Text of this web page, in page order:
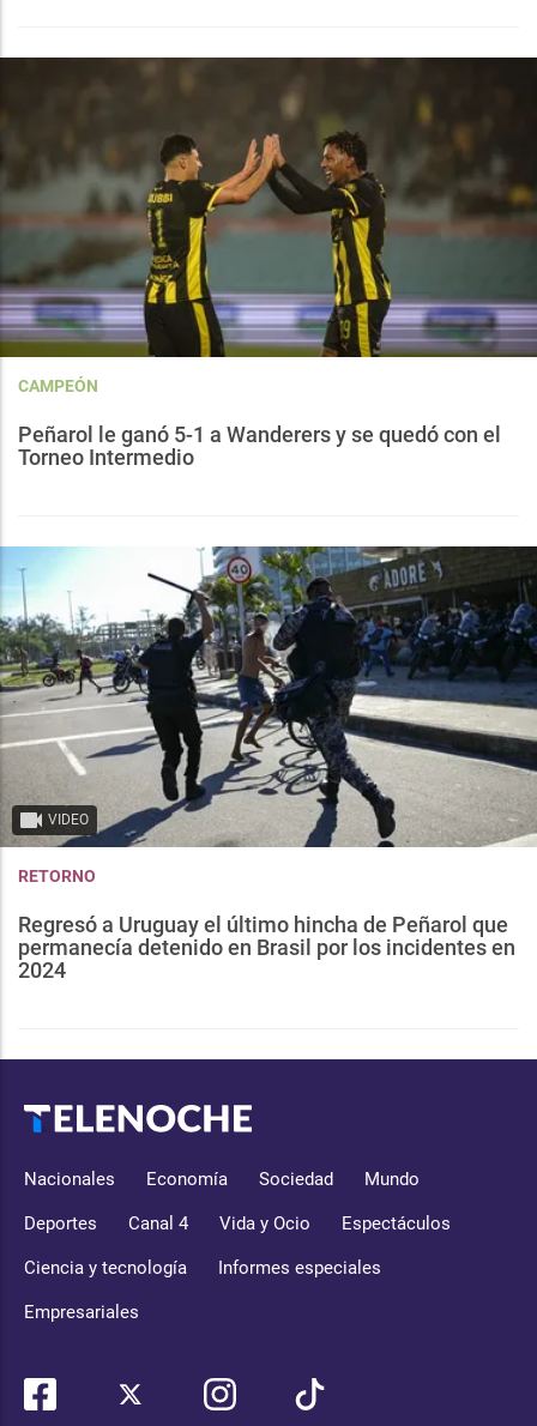
CAMPEÓN
Peñarol le ganó 5-1 a Wanderers y se quedó con el
Torneo Intermedio
VIDEO
RETORNO
Regresó a Uruguay el último hincha de Peñarol que
permanecía detenido en Brasil por los incidentes en
2024
Nacionales Economía Sociedad Mundo
Deportes Canal 4 Vida y Ocio Espectáculos
Ciencia y tecnología Informes especiales
Empresariales